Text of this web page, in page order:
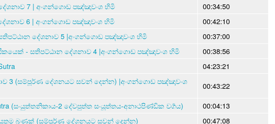
7 | අංගන්ගොඩ පඤ්ඤාවංශ හිමි
00:34:50
6 | අංගන්ගොඩ පඤ්ඤාවංශ හිමි
00:42:10
දේශනාව 5 |අංගන්ගොඩ පඤ්ඤාවංශ හිමි
00:37:00
- සතිපට්ඨාන දේශනාව 4 |අංගන්ගොඩ පඤ්ඤාවංශ හිමි
00:38:56
04:23:21
3 (සම්පූර්ණ දේශනයට සවන් දෙන්න) |අංගන්ගොඩ පඤ්ඤාවංශ
00:43:22
(සංයුත්තනිකාය-2 දේවපුත්ත සංයූත්තය-අනාථපිණ්ඩික වර්‍ගය)
00:04:13
බණක් (සම්පූර්ණ දේශනයට සවන් දෙන්න)
00:47:08